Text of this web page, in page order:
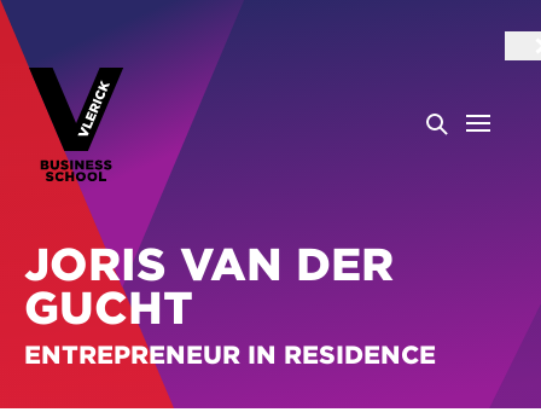
JORIS VAN DER
GUCHT
ENTREPRENEUR IN RESIDENCE